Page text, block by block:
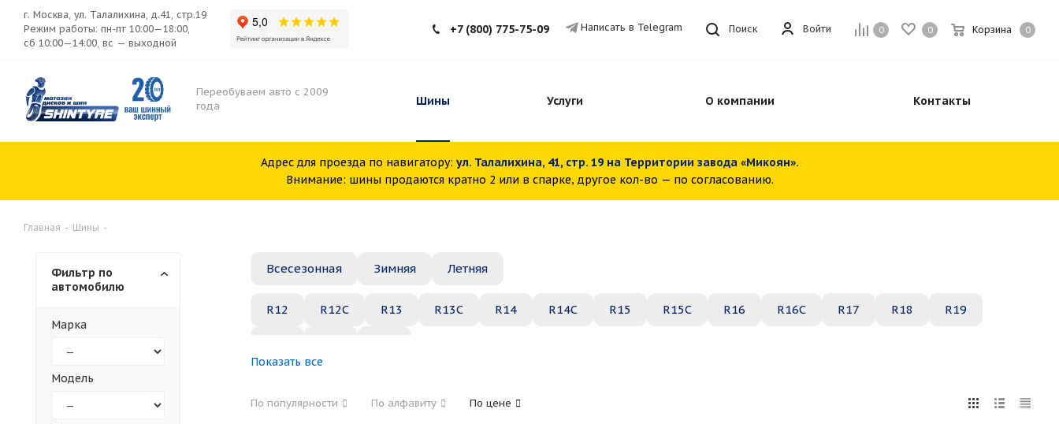
0 0 Корзина 0
Войти
г. Москва, ул. Талалихина, д.41, стр.19
Режим работы: пн-пт 10:00—18:00,
сб 10:00—14:00, вс — выходной
Поиск
+7 (800) 775-75-09 Написать в Telegram
Переобуваем авто с 2009
года
Шины Услуги О компании Контакты
Адрес для проезда по навигатору: ул. Талалихина, 41, стр. 19 на Территории завода «Микоян».
Внимание: шины продаются кратно 2 или в спарке, другое кол-во — по согласованию.
Главная - Шины -
Всесезонная Зимняя Летняя
R12 R12C R13 R13C R14 R14C R15 R15C R16 R16C R17 R18 R19
Показать все
По популярности По алфавиту По цене
Фильтр по
автомобилю
Марка
Модель